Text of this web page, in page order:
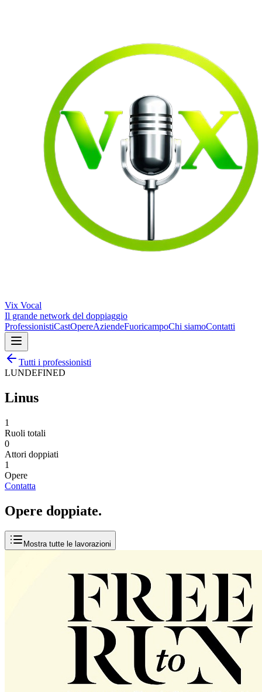
Vix Vocal
Il grande network del doppiaggio
ProfessionistiCastOpereAziendeFuoricampoChi siamoContatti
Tutti i professionisti
LUNDEFINED
Linus
1
Ruoli totali
0
Attori doppiati
1
Opere
Contatta
Opere doppiate.
Mostra tutte le lavorazioni